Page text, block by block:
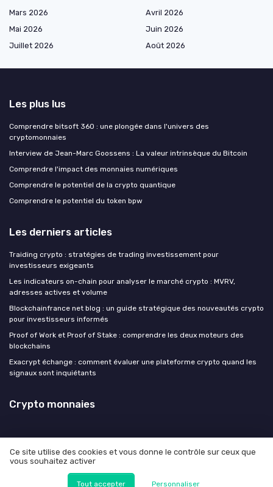
Mars 2026
Avril 2026
Mai 2026
Juin 2026
Juillet 2026
Août 2026
Les plus lus
Comprendre bitsoft 360 : une plongée dans l'univers des
cryptomonnaies
Interview de Jean-Marc Goossens : La valeur intrinsèque du Bitcoin
Comprendre l'impact des monnaies numériques
Comprendre le potentiel de la crypto quantique
Comprendre le potentiel du token bpw
Les derniers articles
Traiding crypto : stratégies de trading investissement pour
investisseurs exigeants
Les indicateurs on-chain pour analyser le marché crypto : MVRV,
adresses actives et volume
Blockchainfrance net blog : un guide stratégique des nouveautés crypto
pour investisseurs informés
Proof of Work et Proof of Stake : comprendre les deux moteurs des
blockchains
Exacrypt échange : comment évaluer une plateforme crypto quand les
signaux sont inquiétants
Crypto monnaies
Mentions légales
© Crypto monnaies 2026
Ce site utilise des cookies et vous donne le contrôle sur ceux que
vous souhaitez activer
Tout accepter Personnaliser